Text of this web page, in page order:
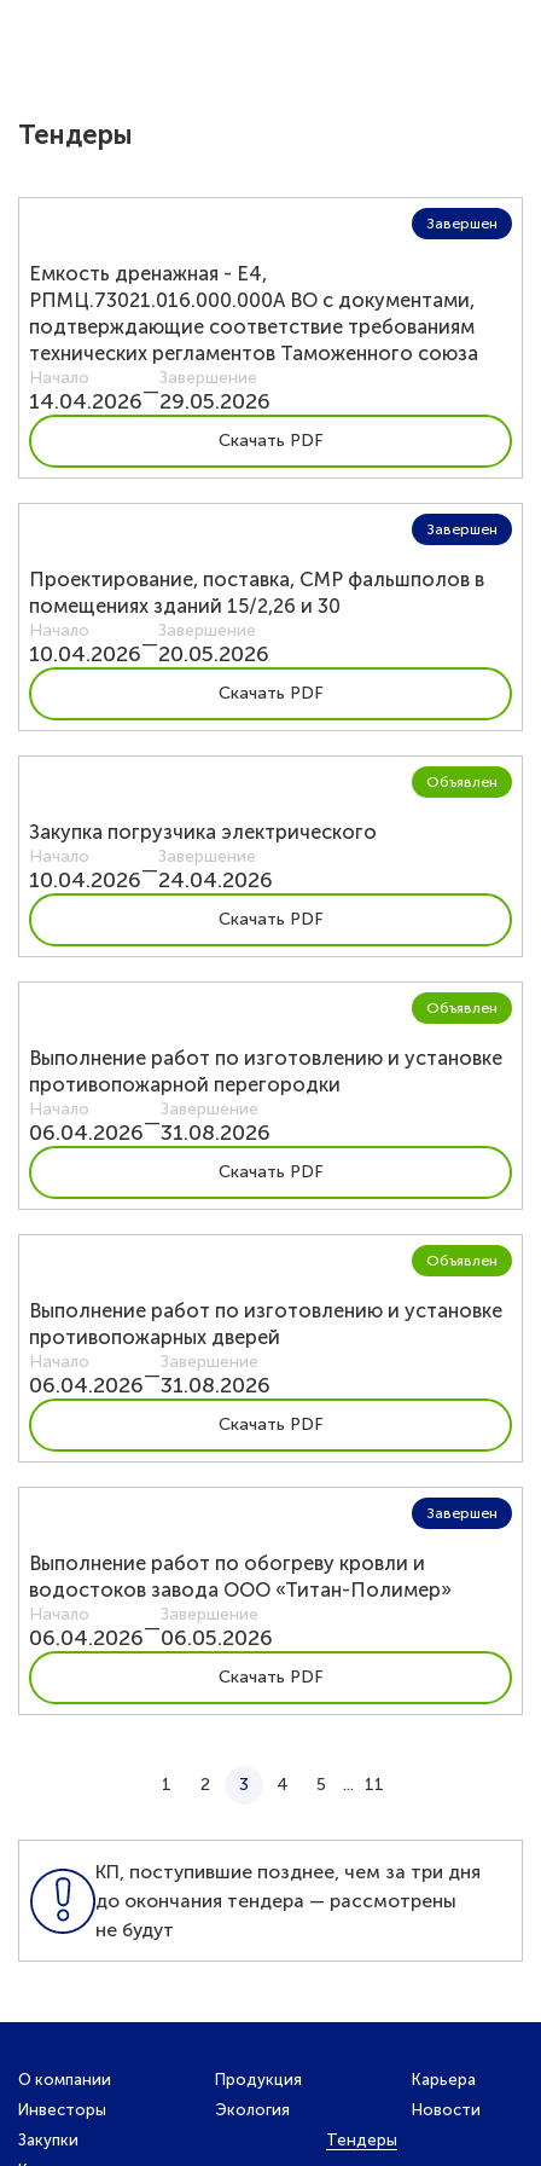
О компании
Экология
Продукция Пленка БОПЭТ
Продукция Гранулы ПЭТ
Карьера
Новости
Закупки
Тендеры
Контакты
Тендеры
Емкость дренажная - Е4,
РПМЦ.73021.016.000.000А ВО с документами,
подтверждающие соответствие требованиям
технических регламентов Таможенного союза
Начало
14.04.2026—
Завершение
29.05.2026
Скачать PDF
Завершен
Проектирование, поставка, СМР фальшполов в
помещениях зданий 15/2,26 и 30
Начало
10.04.2026—
Завершение
20.05.2026
Скачать PDF
Завершен
Закупка погрузчика электрического
Начало
10.04.2026—
Завершение
24.04.2026
Скачать PDF
Объявлен
Выполнение работ по изготовлению и установке
противопожарной перегородки
Начало
06.04.2026—
Завершение
31.08.2026
Скачать PDF
Объявлен
Выполнение работ по изготовлению и установке
противопожарных дверей
Начало
06.04.2026—
Завершение
31.08.2026
Скачать PDF
Объявлен
Выполнение работ по обогреву кровли и
водостоков завода ООО «Титан-Полимер»
Начало
06.04.2026—
Завершение
06.05.2026
Скачать PDF
Завершен
1 2 3 4 5 ... 11
КП, поступившие позднее, чем за три дня
до окончания тендера — рассмотрены
не будут
О компании Продукция
Карьера
Инвесторы
Экология
Новости
Закупки
Тендеры